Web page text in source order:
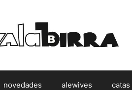
novedades alewives catas